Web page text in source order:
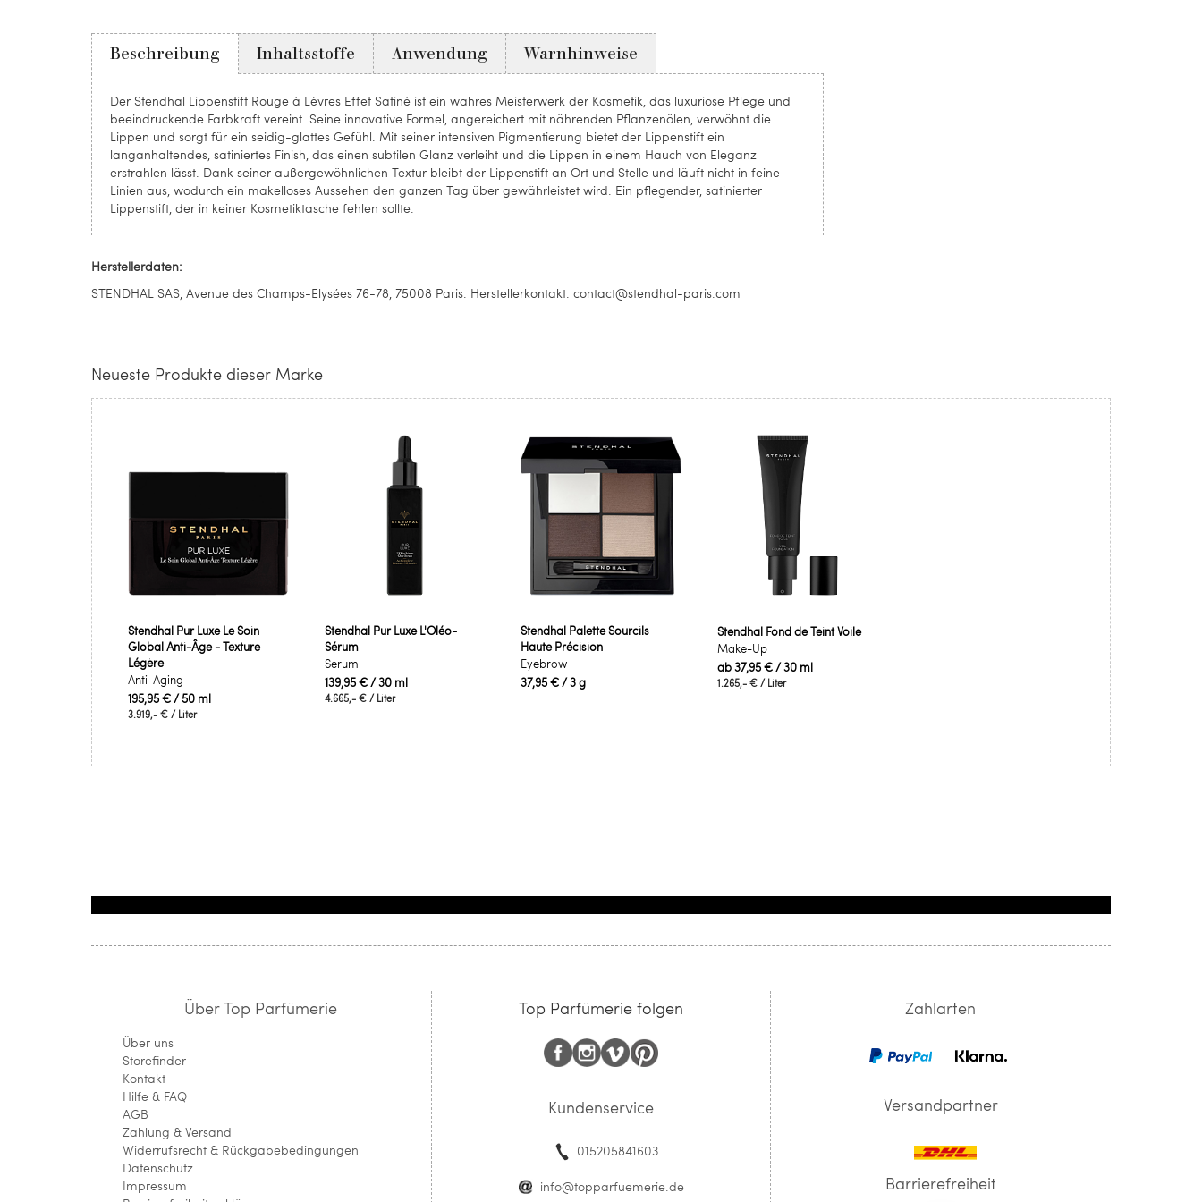
Rouge
Originel
AlbiziaŒillet
D'inde
Rouge
Cosmos
Beschreibung
Der Stendhal Lippenstift Rouge à Lèvres Effet Satiné ist ein wahres Meisterwerk der Kosmetik, das luxuriöse Pflege und
beeindruckende Farbkraft vereint. Seine innovative Formel, angereichert mit nährenden Pflanzenölen, verwöhnt die
Lippen und sorgt für ein seidig-glattes Gefühl. Mit seiner intensiven Pigmentierung bietet der Lippenstift ein
langanhaltendes, satiniertes Finish, das einen subtilen Glanz verleiht und die Lippen in einem Hauch von Eleganz
erstrahlen lässt. Dank seiner außergewöhnlichen Textur bleibt der Lippenstift an Ort und Stelle und läuft nicht in feine
Linien aus, wodurch ein makelloses Aussehen den ganzen Tag über gewährleistet wird. Ein pflegender, satinierter
Lippenstift, der in keiner Kosmetiktasche fehlen sollte.
Inhaltsstoffe Anwendung Warnhinweise
Herstellerdaten:
STENDHAL SAS, Avenue des Champs-Elysées 76-78, 75008 Paris. Herstellerkontakt: contact@stendhal-paris.com
Neueste Produkte dieser Marke
Stendhal Pur Luxe Le Soin
Global Anti-Âge - Texture
Légère
Anti-Aging
195,95 €/ 50 ml
3.919,- € / Liter
Stendhal Pur Luxe L'Oléo-
Sérum
Serum
139,95 €/ 30 ml
4.665,- €/ Liter
Stendhal Palette Sourcils
Haute Précision
Eyebrow
37,95 €/ 3 g
Stendhal Fond de Teint Voile
Make-Up
ab37,95 €/ 30 ml
1.265,- €/ Liter
Über Top Parfümerie
Über uns
Storefinder
Kontakt
Hilfe & FAQ
AGB
Zahlung & Versand
Widerrufsrecht & Rückgabebedingungen
Datenschutz
Impressum
Top Parfümerie folgen
Kundenservice
015205841603
info@topparfuemerie.de
Zahlarten
Versandpartner
Barrierefreiheit